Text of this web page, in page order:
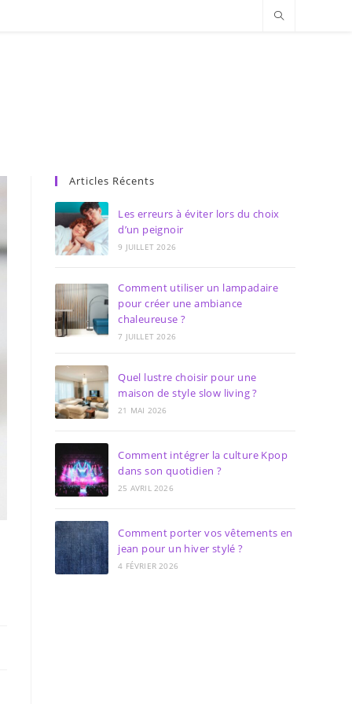
Articles Récents
Les erreurs à éviter lors du choix
d’un peignoir
9 JUILLET 2026
Comment utiliser un lampadaire
pour créer une ambiance
chaleureuse ?
7 JUILLET 2026
Quel lustre choisir pour une
maison de style slow living ?
21 MAI 2026
Comment intégrer la culture Kpop
dans son quotidien ?
25 AVRIL 2026
Comment porter vos vêtements en
jean pour un hiver stylé ?
4 FÉVRIER 2026